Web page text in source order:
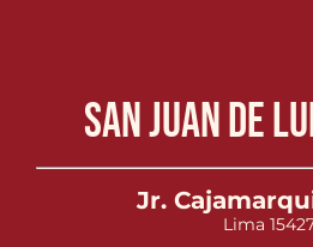
San Juan de
Jr.
Lima